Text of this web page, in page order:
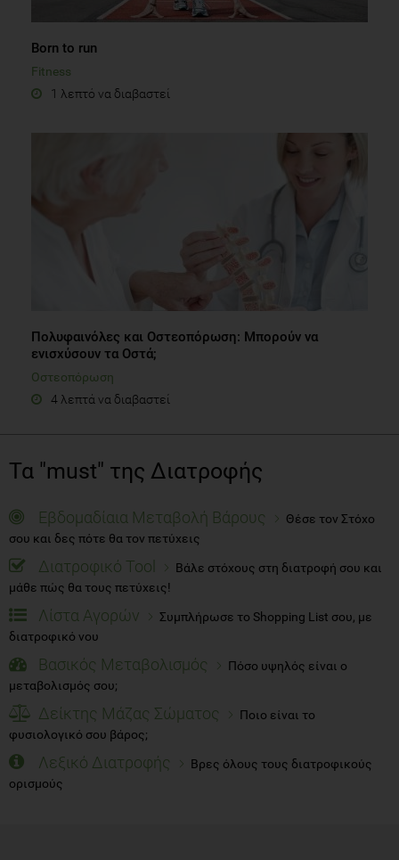
Born to run
Fitness
1 λεπτό να διαβαστεί
Πολυφαινόλες και Οστεοπόρωση: Μπορούν να
ενισχύσουν τα Οστά;
Οστεοπόρωση
4 λεπτά να διαβαστεί
Τα "must" της Διατροφής
Εβδομαδίαια Μεταβολή Βάρους
Θέσε τον Στόχο
σου και δες πότε θα τον πετύχεις
Διατροφικό Tool
Βάλε στόχους στη διατροφή σου και
μάθε πώς θα τους πετύχεις!
Λίστα Αγορών
Συμπλήρωσε το Shopping List σου, με
διατροφικό νου
Βασικός Μεταβολισμός
Πόσο υψηλός είναι ο
μεταβολισμός σου;
Δείκτης Μάζας Σώματος
Ποιο είναι το
φυσιολογικό σου βάρος;
Λεξικό Διατροφής
Βρες όλους τους διατροφικούς
ορισμούς